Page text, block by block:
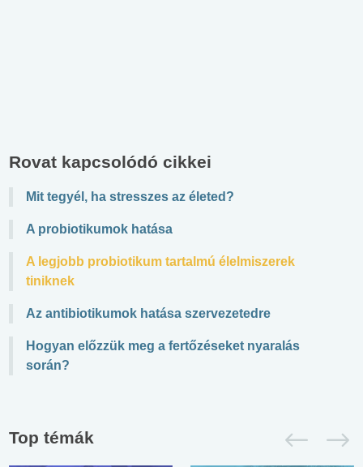
Rovat kapcsolódó cikkei
Mit tegyél, ha stresszes az életed?
A probiotikumok hatása
A legjobb probiotikum tartalmú élelmiszerek
tiniknek
Az antibiotikumok hatása szervezetedre
Hogyan előzzük meg a fertőzéseket nyaralás
során?
Top témák